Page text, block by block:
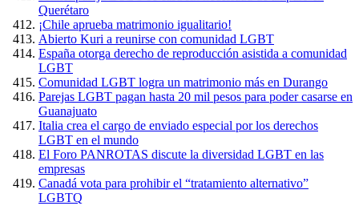
Querétaro
¡Chile aprueba matrimonio igualitario!
Abierto Kuri a reunirse con comunidad LGBT
España otorga derecho de reproducción asistida a comunidad
LGBT
Comunidad LGBT logra un matrimonio más en Durango
Parejas LGBT pagan hasta 20 mil pesos para poder casarse en
Guanajuato
Italia crea el cargo de enviado especial por los derechos
LGBT en el mundo
El Foro PANROTAS discute la diversidad LGBT en las
empresas
Canadá vota para prohibir el “tratamiento alternativo”
LGBTQ